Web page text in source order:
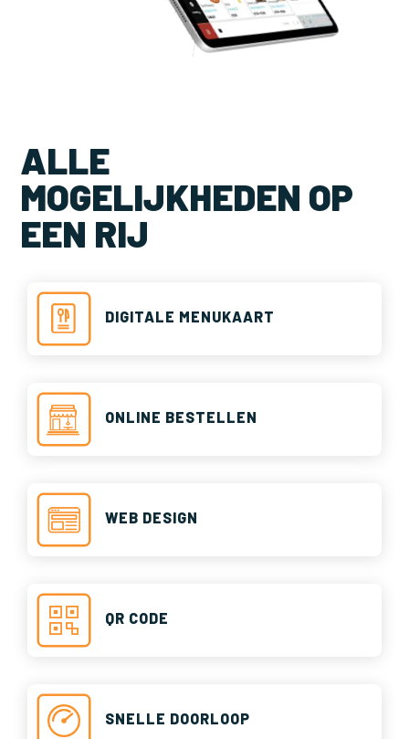
ALLE
MOGELIJKHEDEN OP
EEN RIJ
DIGITALE MENUKAART
ONLINE BESTELLEN
WEB DESIGN
QR CODE
SNELLE DOORLOOP